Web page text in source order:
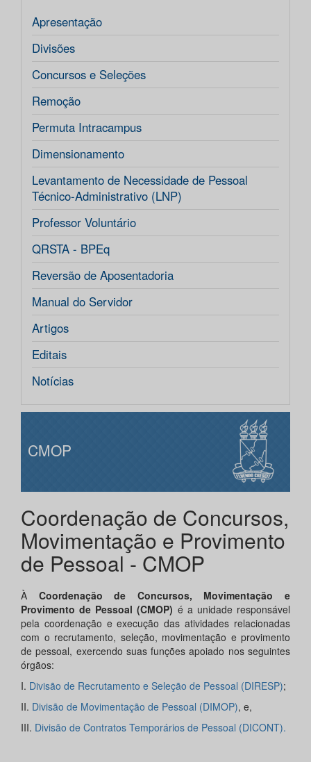
Apresentação
Divisões
Concursos e Seleções
Remoção
Permuta Intracampus
Dimensionamento
Levantamento de Necessidade de Pessoal
Técnico-Administrativo (LNP)
Professor Voluntário
QRSTA - BPEq
Reversão de Aposentadoria
Manual do Servidor
Artigos
Editais
Notícias
CMOP
Coordenação de Concursos,
Movimentação e Provimento
de Pessoal - CMOP
À Coordenação de Concursos, Movimentação e
Provimento de Pessoal (CMOP) é a unidade responsável
pela coordenação e execução das atividades relacionadas
com o recrutamento, seleção, movimentação e provimento
de pessoal, exercendo suas funções apoiado nos seguintes
órgãos:
I. Divisão de Recrutamento e Seleção de Pessoal (DIRESP);
II. Divisão de Movimentação de Pessoal (DIMOP), e,
III. Divisão de Contratos Temporários de Pessoal (DICONT).